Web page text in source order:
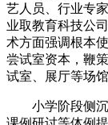
艺人员、行业专
业取教育科技公
术方面强调根本
尝试室资本，鞭
试室、展厅等场
小学阶段侧沉